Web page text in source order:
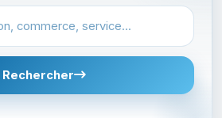
Rechercher